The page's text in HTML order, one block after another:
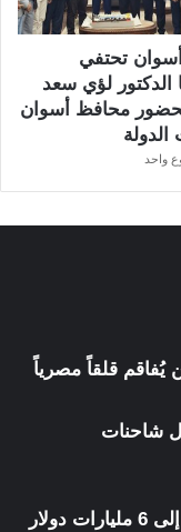
تحتفي
الدكتور لؤي سعد
بحضور محافظ أسوان
الدولة
واحد
يُفاقم قلقاً مصرياً
شاحنات
«النواب» الأميركي لمنع وصول إيران إلى 6 مليارات دولار